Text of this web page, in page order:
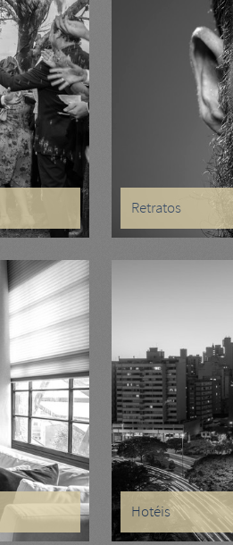
Retratos
Hotéis